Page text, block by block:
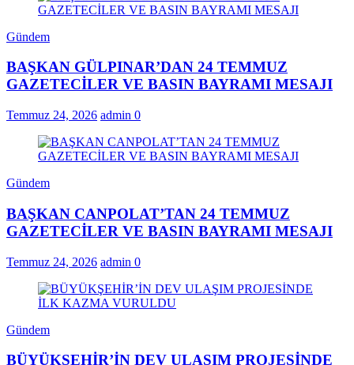
Gündem
BAŞKAN GÜLPINAR’DAN 24 TEMMUZ
GAZETECİLER VE BASIN BAYRAMI MESAJI
Temmuz 24, 2026 admin 0
Gündem
BAŞKAN CANPOLAT’TAN 24 TEMMUZ
GAZETECİLER VE BASIN BAYRAMI MESAJI
Temmuz 24, 2026 admin 0
Gündem
BÜYÜKŞEHİR’İN DEV ULAŞIM PROJESİNDE